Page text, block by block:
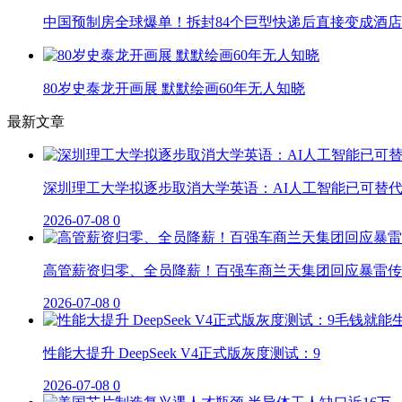
中国预制房全球爆单！拆封84个巨型快递后直接变成酒店
80岁史泰龙开画展 默默绘画60年无人知晓
最新文章
深圳理工大学拟逐步取消大学英语：AI人工智能已可替代
2026-07-08 0
高管薪资归零、全员降薪！百强车商兰天集团回应暴雷
2026-07-08 0
性能大提升 DeepSeek V4正式版灰度测试：9
2026-07-08 0